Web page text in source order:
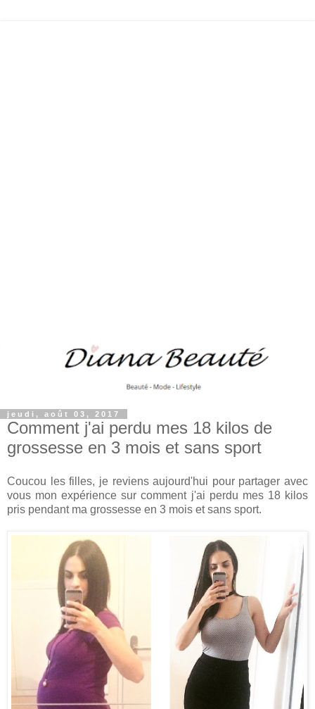
jeudi, août 03, 2017
Comment j'ai perdu mes 18 kilos de
grossesse en 3 mois et sans sport
Coucou les filles, je reviens aujourd'hui pour partager avec
vous mon expérience sur comment j'ai perdu mes 18 kilos
pris pendant ma grossesse en 3 mois et sans sport.